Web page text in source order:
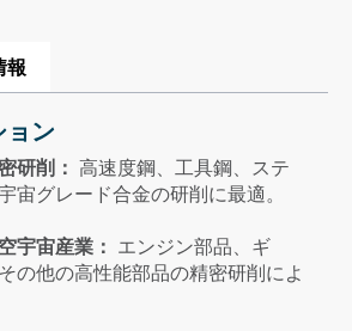
報
ョン
研削： 高速度鋼、工具鋼、ステ
宙グレード合金の研削に最適。
宇宙産業： エンジン部品、ギ
の他の高性能部品の精密研削によ